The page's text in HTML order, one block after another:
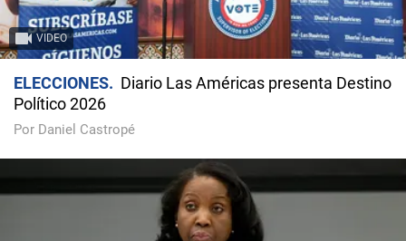
VIDEO
ELECCIONES
Diario Las Américas presenta Destino
Político 2026
Por Daniel Castropé